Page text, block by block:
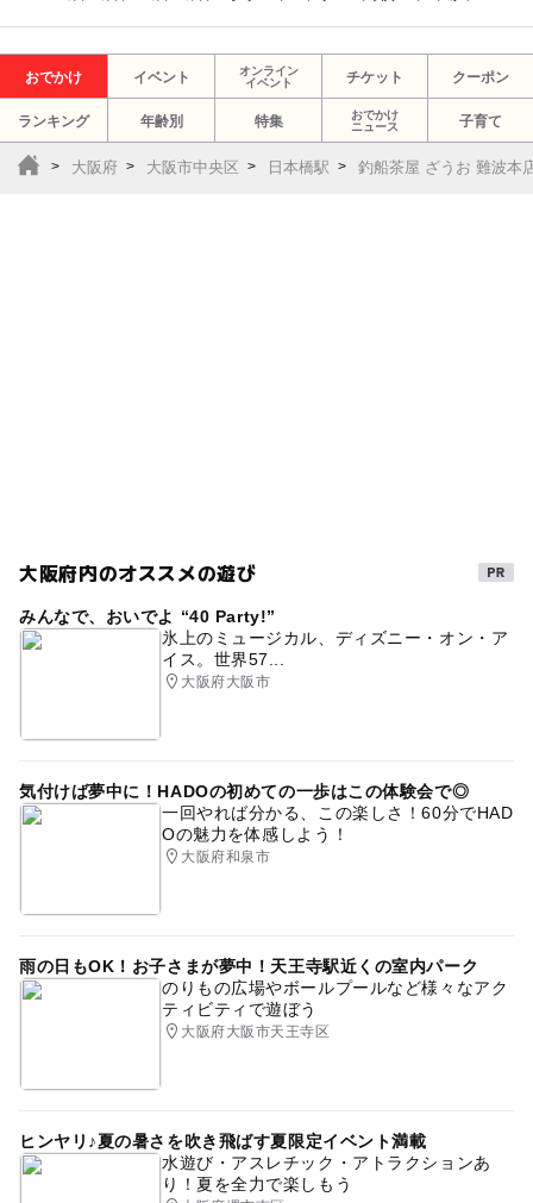
おでかけ イベント
オンライン
イベント
チケット クーポン
ランキング 年齢別 特集
おでかけ
ニュース
子育て
大阪府 大阪市中央区 日本橋駅 釣船茶屋 ざうお 難波本
大阪府内のオススメの遊び
みんなで、おいでよ “40 Party!”
氷上のミュージカル、ディズニー・オン・ア
イス。世界57...
大阪府大阪市
気付けば夢中に！HADOの初めての一歩はこの体験会で◎
一回やれば分かる、この楽しさ！60分でHAD
Oの魅力を体感しよう！
大阪府和泉市
雨の日もOK！お子さまが夢中！天王寺駅近くの室内パーク
のりもの広場やボールプールなど様々なアク
ティビティで遊ぼう
大阪府大阪市天王寺区
ヒンヤリ♪夏の暑さを吹き飛ばす夏限定イベント満載
水遊び・アスレチック・アトラクションあ
り！夏を全力で楽しもう